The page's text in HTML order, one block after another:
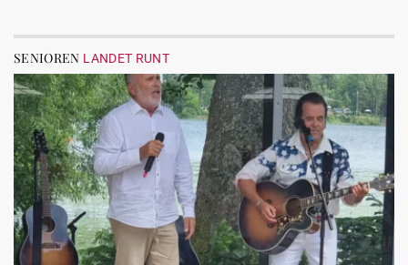
SENIOREN LANDET RUNT